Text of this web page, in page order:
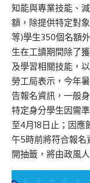
知能與專業技能、
額，除提供特定對
等)學生350個名額
生在工讀期間除了
及學習相關技能，
勞工局表示，今年
告報名資訊，一般
特定身分學生因需
至4月18日止；因
午5時前將符合報名
開抽籤，將由政風